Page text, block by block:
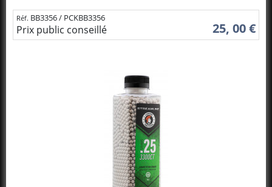
Réf. BB3356 / PCKBB3356
Prix public conseillé 25, 00 €